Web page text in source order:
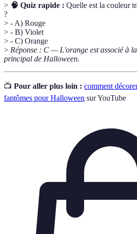
> 🧠 Quiz rapide : Quelle est la couleur
?
> - A) Rouge
> - B) Violet
> - C) Orange
> Réponse : C — L'orange est associé à
principal de Halloween.
📺 Pour aller plus loin : comment
fantômes pour Halloween sur YouTube